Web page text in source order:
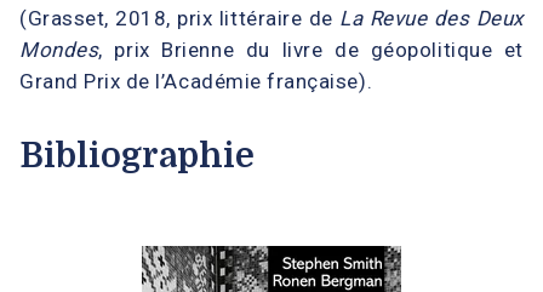
(Grasset, 2018, prix littéraire de La Revue des Deux
Mondes, prix Brienne du livre de géopolitique et
Grand Prix de l’Académie française).
Bibliographie